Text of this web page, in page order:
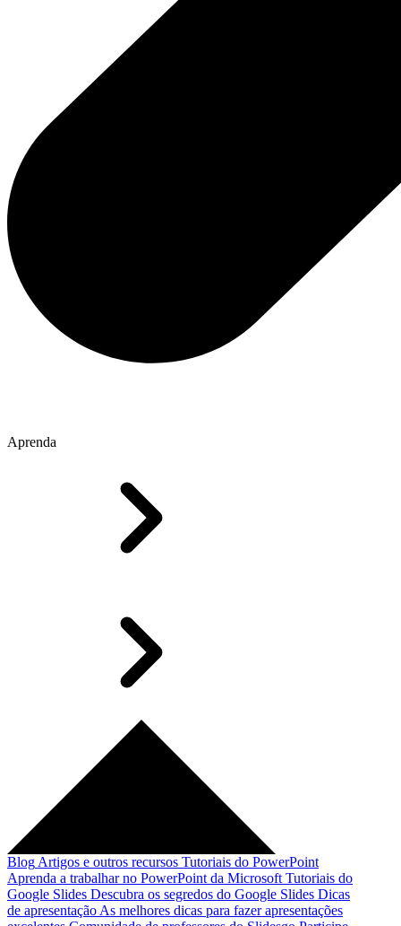
Aprenda
Blog Artigos e outros recursos Tutoriais do PowerPoint
Aprenda a trabalhar no PowerPoint da Microsoft Tutoriais do
Google Slides Descubra os segredos do Google Slides Dicas
de apresentação As melhores dicas para fazer apresentações